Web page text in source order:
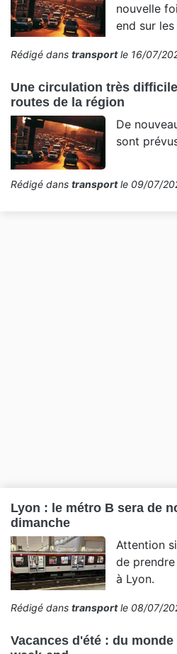
nouvelle
end sur
Rédigé dans transportle 16/07/
Une circulation très
routes de la région
De
sont
Rédigé dans transportle 09/07/
Lyon : le métro B sera de
dimanche
Attention
de
à Lyon.
Rédigé dans transportle 08/07/
Vacances d'été : du